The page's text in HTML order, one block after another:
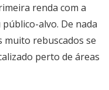
renda com a
alvo. De nada
muito rebuscados se
perto de áreas